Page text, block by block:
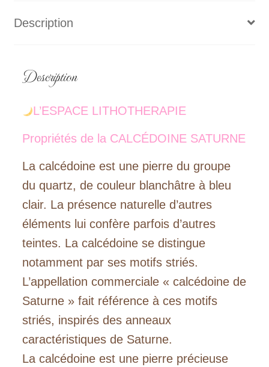
Description
Description
L’ESPACE LITHOTHERAPIE
Propriétés de la CALCÉDOINE SATURNE
La calcédoine est une pierre du groupe
du quartz, de couleur blanchâtre à bleu
clair. La présence naturelle d’autres
éléments lui confère parfois d’autres
teintes. La calcédoine se distingue
notamment par ses motifs striés.
L’appellation commerciale « calcédoine de
Saturne » fait référence à ces motifs
striés, inspirés des anneaux
caractéristiques de Saturne.
La calcédoine est une pierre précieuse